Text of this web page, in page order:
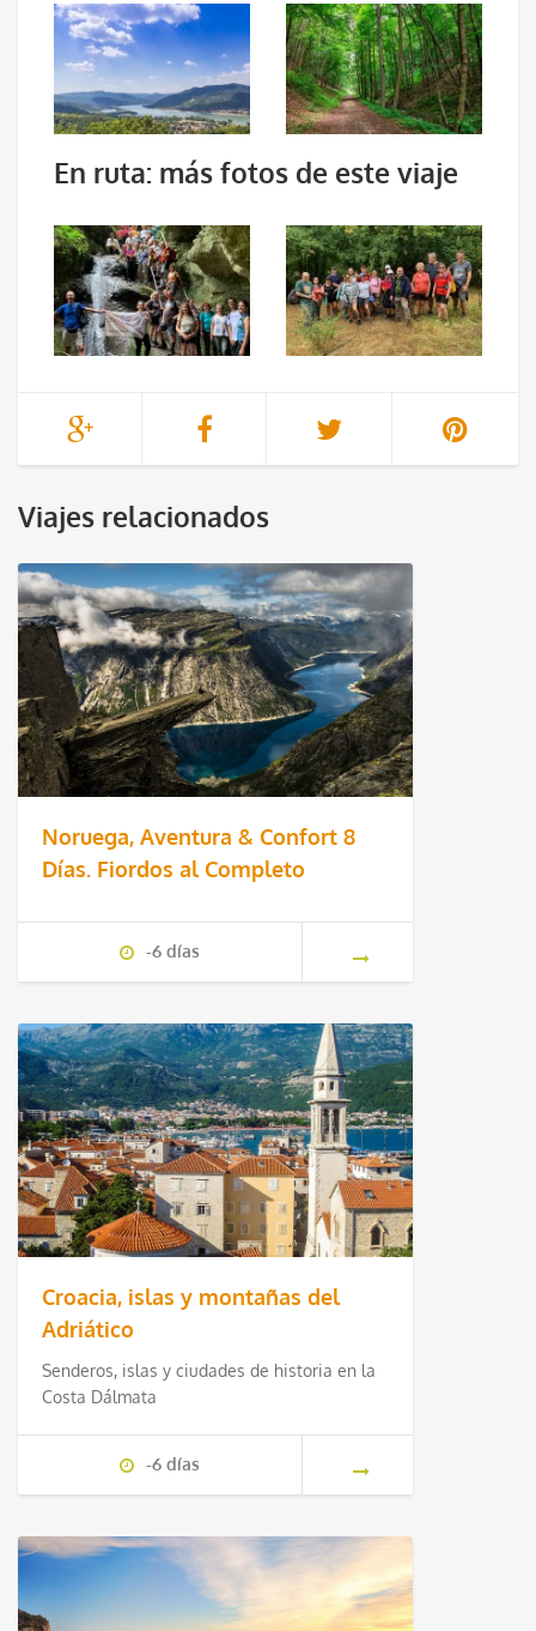
En ruta: más fotos de este viaje
Viajes relacionados
Noruega, Aventura & Confort 8
Días. Fiordos al Completo
-6 días
Croacia, islas y montañas del
Adriático
Senderos, islas y ciudades de historia en la
Costa Dálmata
-6 días